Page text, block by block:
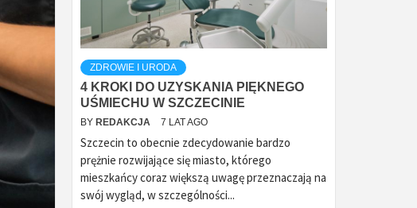
ZDROWIE I URODA
4 KROKI DO UZYSKANIA PIĘKNEGO
UŚMIECHU W SZCZECINIE
BY REDAKCJA 7 LAT AGO
Szczecin to obecnie zdecydowanie bardzo
prężnie rozwijające się miasto, którego
mieszkańcy coraz większą uwagę przeznaczają na
swój wygląd, w szczególności...